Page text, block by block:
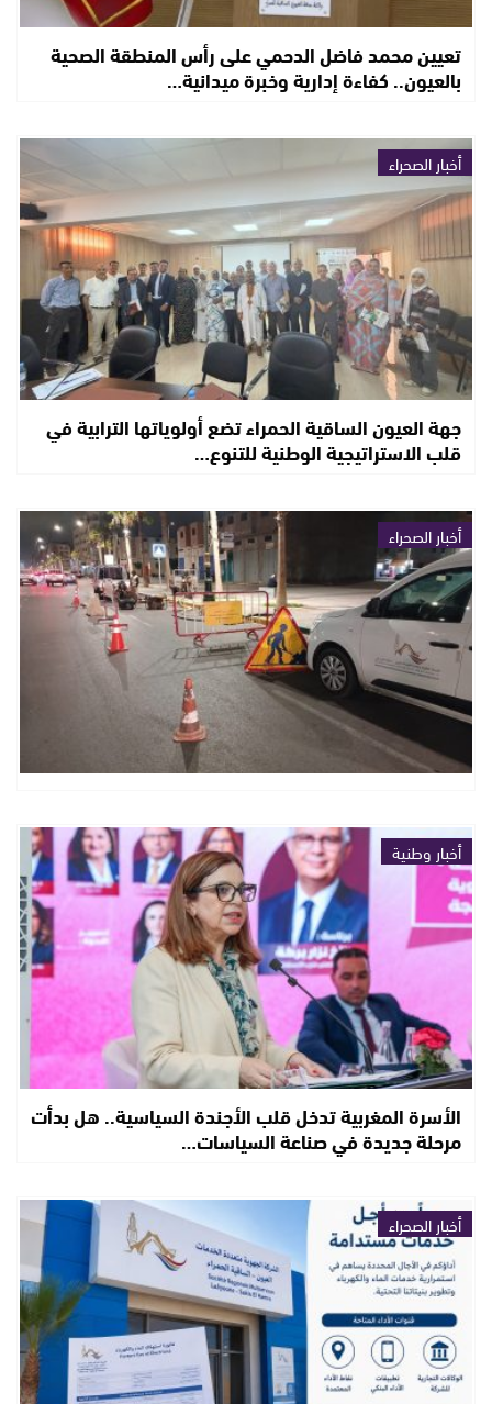
تعيين محمد فاضل الدحمي على رأس المنطقة الصحية
بالعيون.. كفاءة إدارية وخبرة ميدانية…
أخبار الصحراء
جهة العيون الساقية الحمراء تضع أولوياتها الترابية في
قلب الاستراتيجية الوطنية للتنوع…
أخبار الصحراء
أخبار وطنية
الأسرة المغربية تدخل قلب الأجندة السياسية.. هل بدأت
مرحلة جديدة في صناعة السياسات…
أخبار الصحراء